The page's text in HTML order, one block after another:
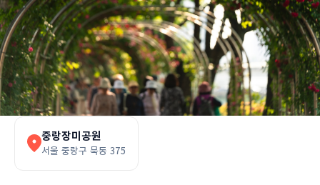
중랑장미공원
서울 중랑구 묵동 375